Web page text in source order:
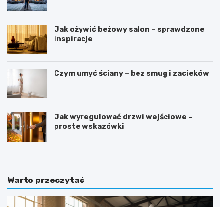
Jak ożywić beżowy salon – sprawdzone
inspiracje
Czym umyć ściany – bez smug i zacieków
Jak wyregulować drzwi wejściowe –
proste wskazówki
Warto przeczytać